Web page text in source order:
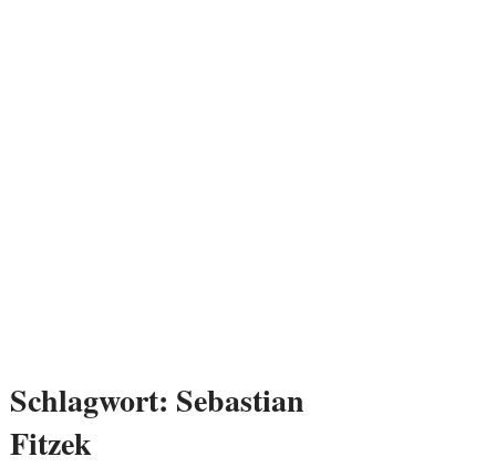
Schlagwort: Sebastian
Fitzek